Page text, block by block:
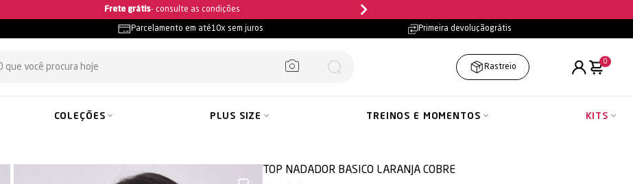
Ganhe 5% OFF na primeira compra
Parcelamento em até10x sem juros Primeira devoluçãográtis
Rastreio
0
COLEÇÕES PLUS SIZE TREINOS E MOMENTOS KITS
TOP NADADOR BASICO LARANJA COBRE